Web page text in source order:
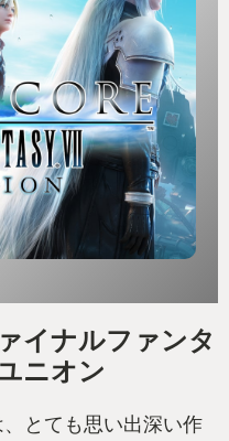
イナルファンタ
ニオン
とても思い出深い作